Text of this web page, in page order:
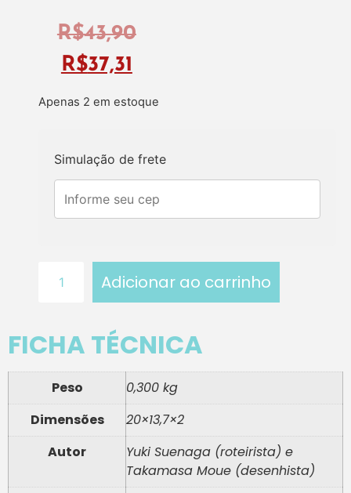
R$43,90
R$37,31
Apenas 2 em estoque
Simulação de frete
Adicionar ao carrinho
FICHA TÉCNICA
Peso
0,300 kg
Dimensões
20×13,7×2
Autor
Yuki Suenaga (roteirista) e
Takamasa Moue (desenhista)